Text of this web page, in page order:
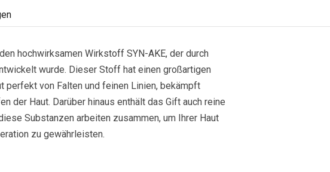
hochwirksamen Wirkstoff SYN-AKE, der durch
wurde. Dieser Stoff hat einen großartigen
von Falten und feinen Linien, bekämpft
der Haut. Darüber hinaus enthält das Gift auch reine
Substanzen arbeiten zusammen, um Ihrer Haut
zu gewährleisten.